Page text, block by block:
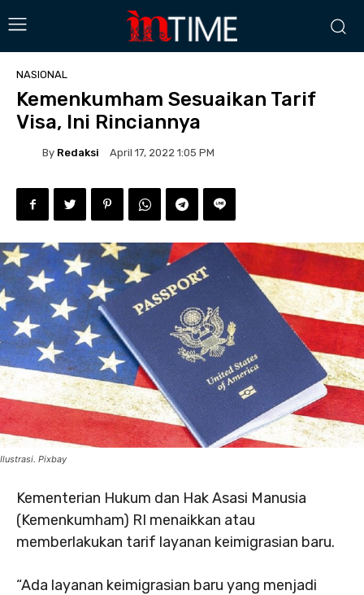
NASIONAL
Kemenkumham Sesuaikan Tarif
Visa, Ini Rinciannya
By Redaksi April 17, 2022 1:05 PM
Ilustrasi. Pixbay
Kementerian Hukum dan Hak Asasi Manusia
(Kemenkumham) RI menaikkan atau
memberlakukan tarif layanan keimigrasian baru.
“Ada layanan keimigrasian baru yang menjadi